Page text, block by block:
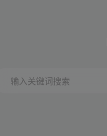
输入关键词搜索